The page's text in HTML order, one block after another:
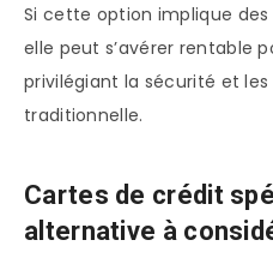
Si cette option implique
elle peut s’avérer rentable
privilégiant la sécurité et les
traditionnelle.
Cartes de crédit
alternative à